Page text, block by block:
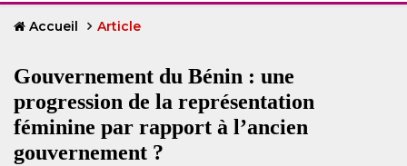
Accueil Article
Gouvernement du Bénin : une
progression de la représentation
féminine par rapport à l’ancien
gouvernement ?